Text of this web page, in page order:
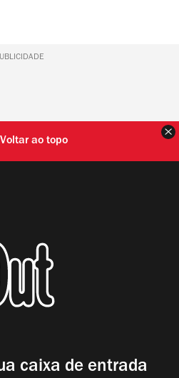
Voltar ao topo
caixa de entrada